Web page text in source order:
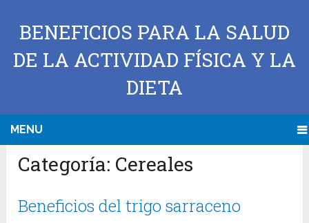
BENEFICIOS PARA LA SALUD
DE LA ACTIVIDAD FÍSICA Y LA
DIETA
MENU
Categoría: Cereales
Beneficios del trigo sarraceno